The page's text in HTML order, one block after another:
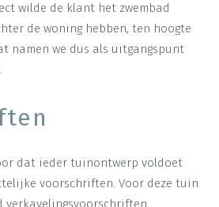
wilde de klant het zwembad
de woning hebben, ten hoogte
namen we dus als uitgangspunt
dat ieder tuinontwerp voldoet
voorschriften. Voor deze tuin
verkavelingsvoorschriften,